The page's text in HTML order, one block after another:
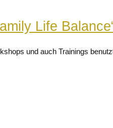
Life
und auch Trainings